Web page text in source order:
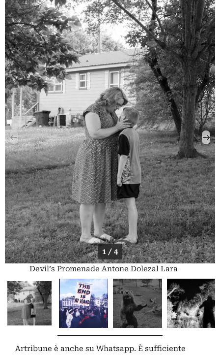
1 / 4
Devil’s Promenade Antone Dolezal Lara
Shipley
Artribune è anche su Whatsapp. È sufficiente